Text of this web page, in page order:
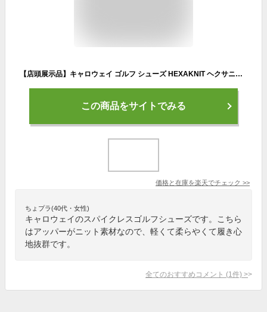
【店頭展示品】キャロウェイ ゴルフ シューズ HEXAKNIT ヘクサニット スパイクレスシューズ メンズ 杢 callaway
この商品をサイトでみる
価格と在庫を楽天でチェック >>
ちょプラ(40代・女性)
キャロウェイのスパイクレスゴルフシューズです。こちら
はアッパーがニット素材なので、軽くて柔らやくて履き心
地抜群です。
全てのおすすめコメント (1 件) >